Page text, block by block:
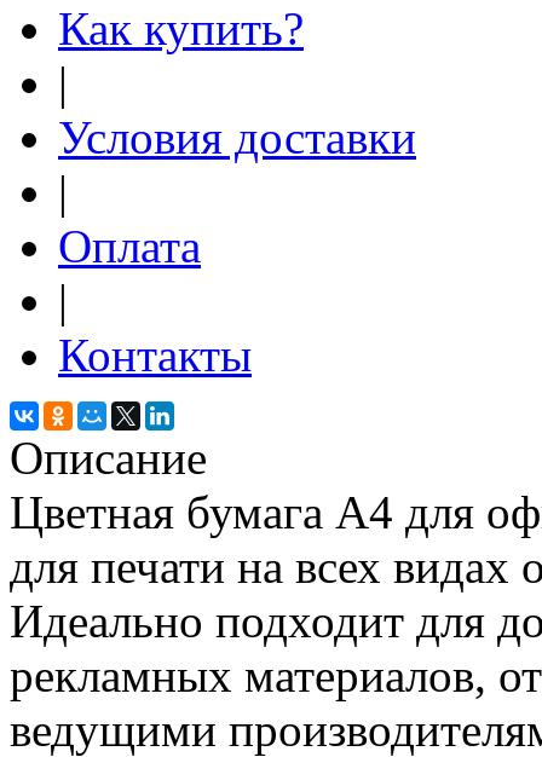
Как купить?
|
Условия доставки
|
Оплата
|
Контакты
Описание
Цветная бумага А4 для
для печати на всех видах
Идеально подходит для
рекламных материалов,
ведущими